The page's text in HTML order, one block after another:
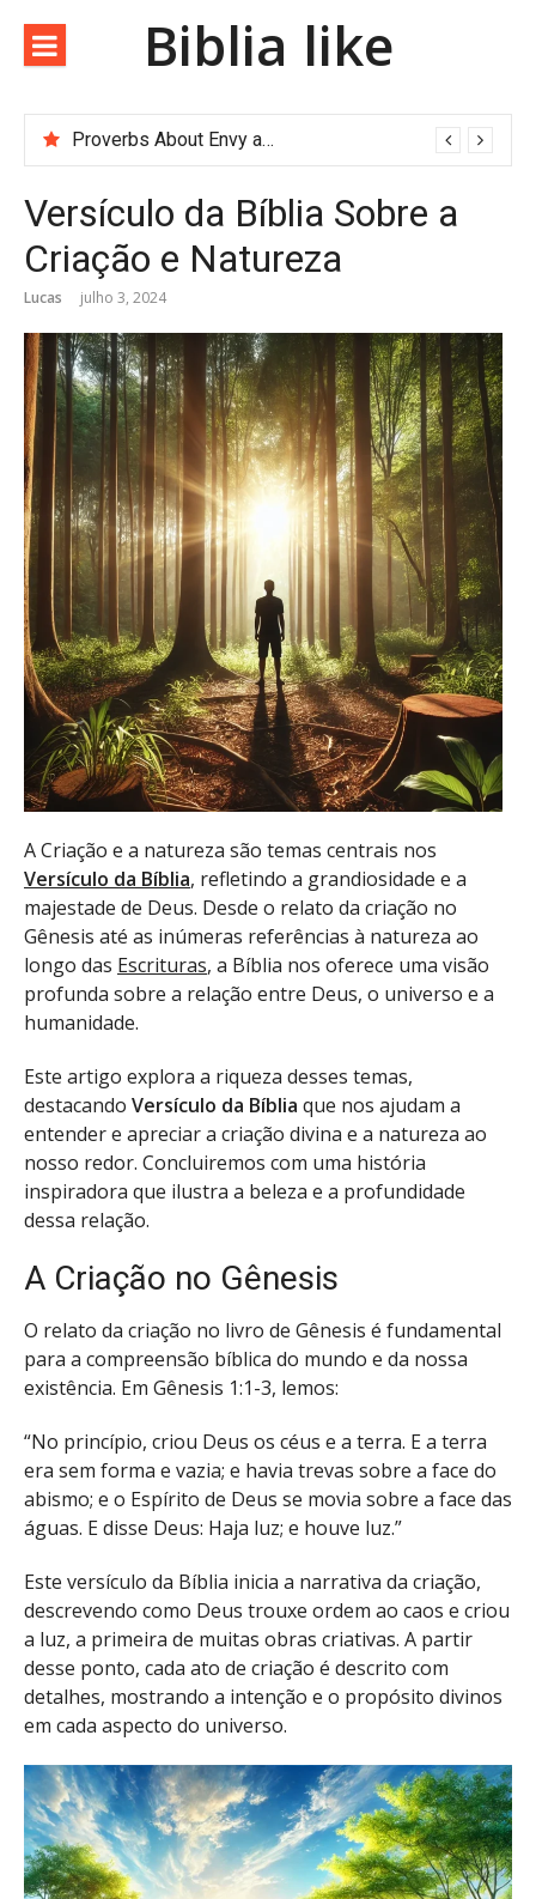
Biblia like
Proverbs About Envy and Greed
Versículo da Bíblia Sobre a
Criação e Natureza
Lucas julho 3, 2024
A Criação e a natureza são temas centrais nos
Versículo da Bíblia, refletindo a grandiosidade e a
majestade de Deus. Desde o relato da criação no
Gênesis até as inúmeras referências à natureza ao
longo das Escrituras, a Bíblia nos oferece uma visão
profunda sobre a relação entre Deus, o universo e a
humanidade.
Este artigo explora a riqueza desses temas,
destacando Versículo da Bíblia que nos ajudam a
entender e apreciar a criação divina e a natureza ao
nosso redor. Concluiremos com uma história
inspiradora que ilustra a beleza e a profundidade
dessa relação.
A Criação no Gênesis
O relato da criação no livro de Gênesis é fundamental
para a compreensão bíblica do mundo e da nossa
existência. Em Gênesis 1:1-3, lemos:
“No princípio, criou Deus os céus e a terra. E a terra
era sem forma e vazia; e havia trevas sobre a face do
abismo; e o Espírito de Deus se movia sobre a face das
águas. E disse Deus: Haja luz; e houve luz.”
Este versículo da Bíblia inicia a narrativa da criação,
descrevendo como Deus trouxe ordem ao caos e criou
a luz, a primeira de muitas obras criativas. A partir
desse ponto, cada ato de criação é descrito com
detalhes, mostrando a intenção e o propósito divinos
em cada aspecto do universo.